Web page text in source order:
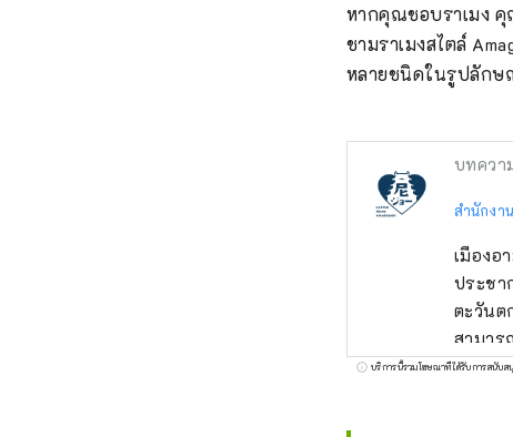
หากคุณชอบราเมง คุ
ชามราเมงสไตล์
หลายชนิดในรูปลักษ
บทควา
สำนักงา
เมืองอ
ประชา
ตะวันต
สามาร
สะดวกสบายมาก [เมืองที่มีปราสาท] ในปี
บริการนี้รวมโฆษณาที่ได้รับการสนับส